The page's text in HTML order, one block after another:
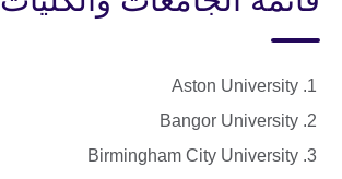
Aston University
Bangor University
Birmingham City University